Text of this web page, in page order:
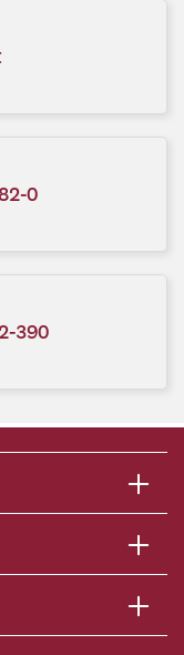
0
390